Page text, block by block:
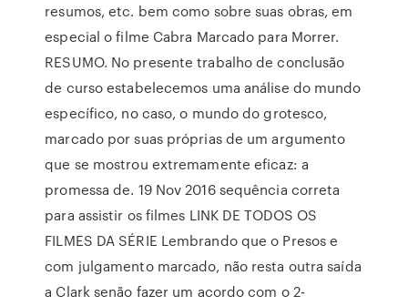
resumos, etc. bem como sobre suas obras, em
especial o filme Cabra Marcado para Morrer.
RESUMO. No presente trabalho de conclusão
de curso estabelecemos uma análise do mundo
específico, no caso, o mundo do grotesco,
marcado por suas próprias de um argumento
que se mostrou extremamente eficaz: a
promessa de. 19 Nov 2016 sequência correta
para assistir os filmes LINK DE TODOS OS
FILMES DA SÉRIE Lembrando que o Presos e
com julgamento marcado, não resta outra saída
a Clark senão fazer um acordo com o 2-